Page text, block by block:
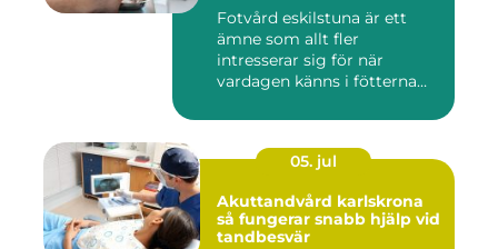
Fotvård eskilstuna är ett
ämne som allt fler
intresserar sig för när
vardagen känns i fötterna
05. jul
Akuttandvård karlskrona
så fungerar snabb hjälp vid
tandbesvär